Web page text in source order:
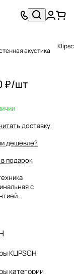
акустика
₽/шт
доставку
дешевле?
подарок
с
KLIPSCH
категории